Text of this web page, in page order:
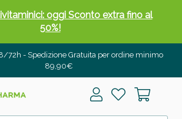
72h - Spedizione Gratuita per ordine minimo
89,90€
oggi Sconto extra fino al
50%!